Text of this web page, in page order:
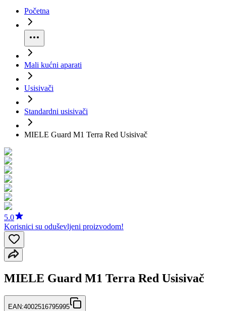
Početna
Mali kućni aparati
Usisivači
Standardni usisivači
MIELE Guard M1 Terra Red Usisivač
5.0
Korisnici su oduševljeni proizvodom!
MIELE Guard M1 Terra Red Usisivač
EAN:4002516795995